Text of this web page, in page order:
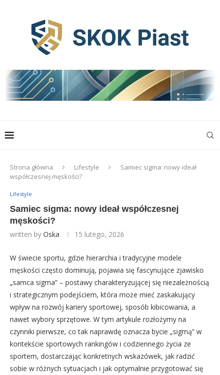
Strona główna Lifestyle
Samiec sigma: nowy ideał
współczesnej męskości?
Lifestyle
Samiec sigma: nowy ideał współczesnej
męskości?
written by Oska 15 lutego, 2026
W świecie sportu, gdzie hierarchia i tradycyjne modele
męskości często dominują, pojawia się fascynujące zjawisko
„samca sigma” – postawy charakteryzującej się niezależnością
i strategicznym podejściem, która może mieć zaskakujący
wpływ na rozwój kariery sportowej, sposób kibicowania, a
nawet wybory sprzętowe. W tym artykule rozłożymy na
czynniki pierwsze, co tak naprawdę oznacza bycie „sigmą” w
kontekście sportowych rankingów i codziennego życia ze
sportem, dostarczając konkretnych wskazówek, jak radzić
sobie w różnych sytuacjach i jak optymalnie przygotować się